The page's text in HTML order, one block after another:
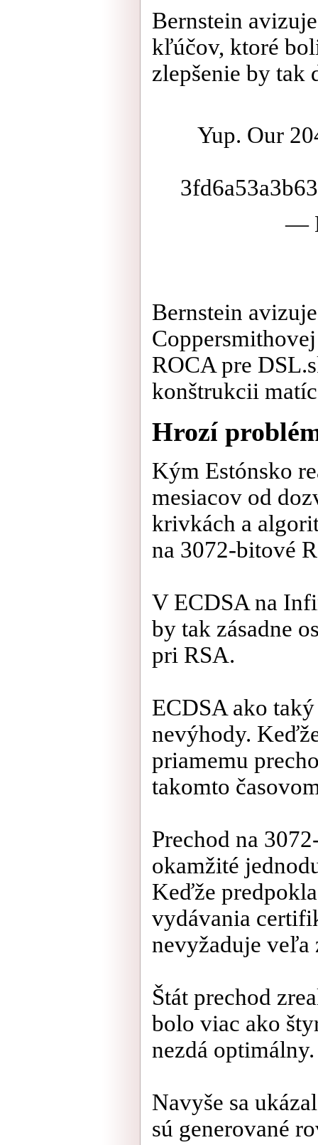
Bernstein
kľúčov, ktoré
zlepšenie by tak
Yup. Our
—
Bernstein
ROCA pre
konštrukcii
Hrozí
Kým Estónsko
mesiacov od
krivkách a
na 3072-bitové
V ECDSA na
by tak zásadne
pri RSA.
ECDSA ako
nevýhody.
priamemu
takomto
Prechod na
okamžité
Keďže
vydávania
nevyžaduje veľa
Štát prechod
bolo viac ako
nezdá optimálny.
Navyše sa
sú generované